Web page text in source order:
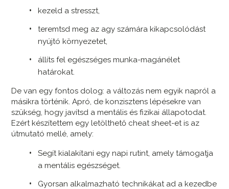
kezeld a stresszt,
teremtsd meg az agy számára kikapcsolódást
nyújtó környezetet,
állíts fel egészséges munka-magánélet
határokat.
De van egy fontos dolog: a változás nem egyik napról a
másikra történik. Apró, de konzisztens lépésekre van
szükség, hogy javítsd a mentális és fizikai állapotodat.
Ezért készítettem egy letölthető cheat sheet-et is az
útmutató mellé, amely:
Segít kialakítani egy napi rutint, amely támogatja
a mentális egészséget.
Gyorsan alkalmazható technikákat ad a kezedbe